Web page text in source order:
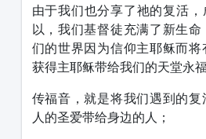
由于我们也分享了祂的复活
以，我们基督徒充满了新生
们的世界因为信仰主耶稣而
获得主耶稣带给我们的天堂永福
传福音，就是将我们遇到的
人的圣爱带给身边的人；